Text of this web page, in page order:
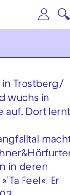
in Trostberg/
wuchs in
auf. Dort
in deren
Feel«. Er